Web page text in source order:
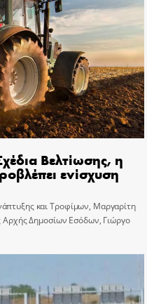
Βελτίωσης, η
ενίσχυση
και Τροφίμων, Μαργαρίτη
Αρχής Δημοσίων Εσόδων, Γιώργο